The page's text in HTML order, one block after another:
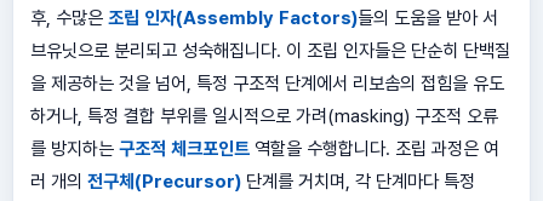
후, 수많은 조립 인자(Assembly Factors)들의 도움을 받아 서
브유닛으로 분리되고 성숙해집니다. 이 조립 인자들은 단순히 단백질
을 제공하는 것을 넘어, 특정 구조적 단계에서 리보솜의 접힘을 유도
하거나, 특정 결합 부위를 일시적으로 가려(masking) 구조적 오류
를 방지하는 구조적 체크포인트역할을 수행합니다. 조립 과정은 여
러 개의 전구체(Precursor)단계를 거치며, 각 단계마다 특정